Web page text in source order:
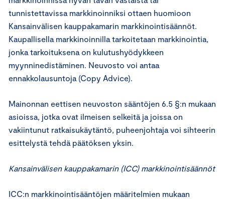
tunnistettavissa markkinoinniksi ottaen huomioon
Kansainvälisen kauppakamarin markkinointisäännöt.
Kaupallisella markkinoinnilla tarkoitetaan markkinointia,
jonka tarkoituksena on kulutushyödykkeen
myynninedistäminen. Neuvosto voi antaa
ennakkolausuntoja (Copy Advice).
Mainonnan eettisen neuvoston sääntöjen 6.5 §:n mukaan
asioissa, jotka ovat ilmeisen selkeitä ja joissa on
vakiintunut ratkaisukäytäntö, puheenjohtaja voi sihteerin
esittelystä tehdä päätöksen yksin.
Kansainvälisen kauppakamarin (ICC) markkinointisäännöt
ICC:n markkinointisääntöjen määritelmien mukaan